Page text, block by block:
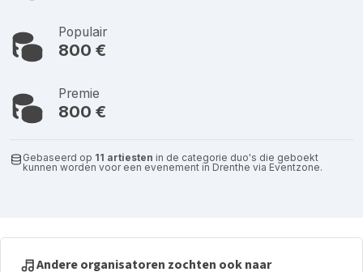
Populair
800 €
Premie
800 €
Gebaseerd op 11 artiesten in de categorie duo's die geboekt
kunnen worden voor een evenement in Drenthe via Eventzone.
Andere organisatoren zochten ook naar